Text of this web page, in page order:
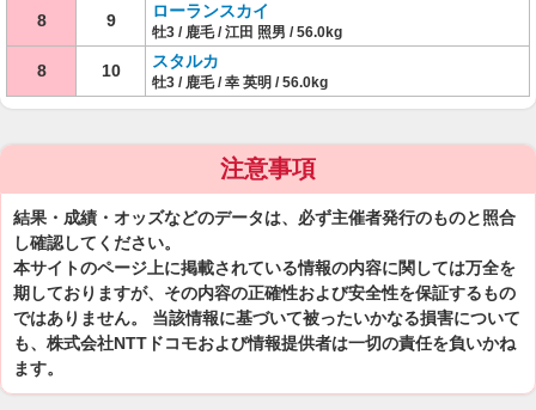
8 9 ローランスカイ
牡3 / 鹿毛 / 江田 照男 / 56.0kg
8 10 スタルカ
牡3 / 鹿毛 / 幸 英明 / 56.0kg
注意事項
結果・成績・オッズなどのデータは、必ず主催者発行のものと照合
し確認してください。
本サイトのページ上に掲載されている情報の内容に関しては万全を
期しておりますが、その内容の正確性および安全性を保証するもの
ではありません。 当該情報に基づいて被ったいかなる損害について
も、株式会社NTTドコモおよび情報提供者は一切の責任を負いかね
ます。